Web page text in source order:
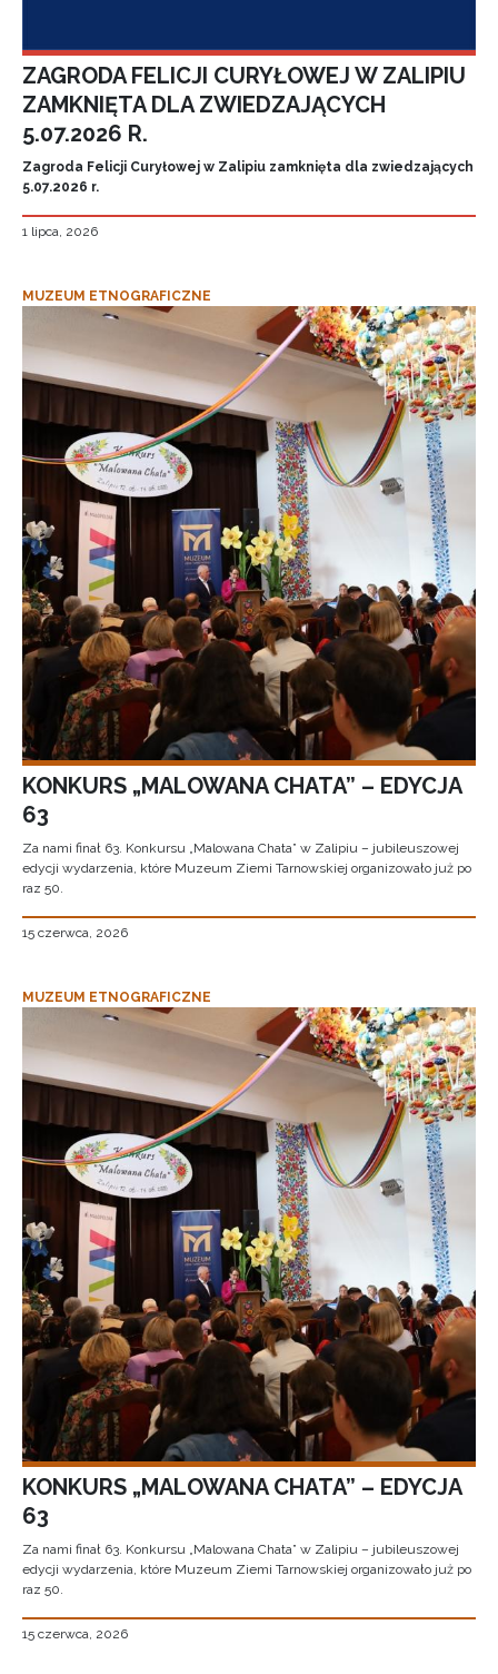
ZAGRODA FELICJI CURYŁOWEJ W ZALIPIU
ZAMKNIĘTA DLA ZWIEDZAJĄCYCH
5.07.2026 R.
Zagroda Felicji Curyłowej w Zalipiu zamknięta dla zwiedzających
5.07.2026 r.
1 lipca, 2026
MUZEUM ETNOGRAFICZNE
KONKURS „MALOWANA CHATA” – EDYCJA
63
Za nami finał 63. Konkursu „Malowana Chata” w Zalipiu – jubileuszowej
edycji wydarzenia, które Muzeum Ziemi Tarnowskiej organizowało już po
raz 50.
15 czerwca, 2026
MUZEUM ETNOGRAFICZNE
KONKURS „MALOWANA CHATA” – EDYCJA
63
Za nami finał 63. Konkursu „Malowana Chata” w Zalipiu – jubileuszowej
edycji wydarzenia, które Muzeum Ziemi Tarnowskiej organizowało już po
raz 50.
15 czerwca, 2026